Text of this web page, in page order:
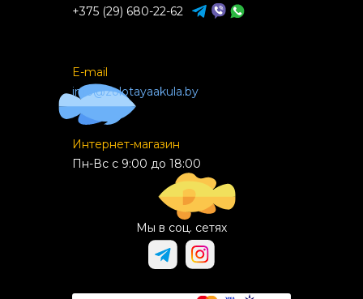
+375 (29) 680-22-62
E-mail
info@zolotayaakula.by
Интернет-магазин
Пн-Вс с 9:00 до 18:00
Мы в соц. сетях